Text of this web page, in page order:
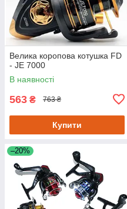
Велика коропова котушка FD
- JE 7000
В наявності
563 ₴ 763 ₴
Купити
–20%